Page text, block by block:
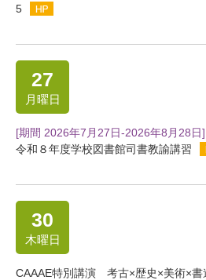
5
27
月曜日
[期間 2026年7月27日-2026年8月28日]
令和８年度学校図書館司書教諭講習
30
木曜日
CAAAE特別講演 考古×歴史×美術×